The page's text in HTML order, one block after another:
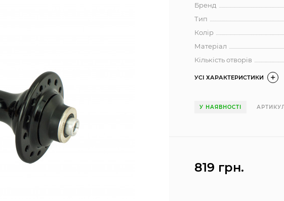
Бренд
Тип
Колір
Матеріал
Кількість отворів
УСІ ХАРАКТЕРИСТИКИ
У НАЯВНОСТІ
819 грн.